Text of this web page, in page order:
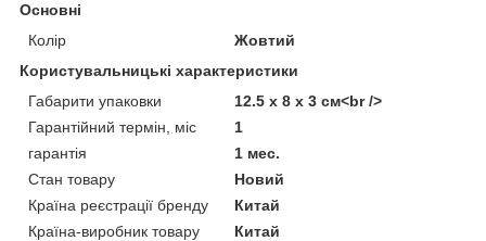
Основні
Колір
Жовтий
Користувальницькі характеристики
Габарити упаковки
12.5 x 8 x 3 см<br />
Гарантійний термін, міс
1
гарантія
1 мес.
Стан товару
Новий
Країна реєстрації бренду
Китай
Країна-виробник товару
Китай